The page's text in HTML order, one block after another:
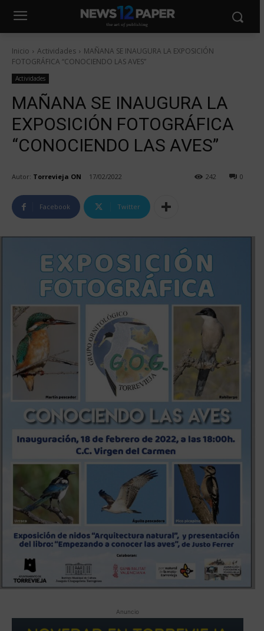
Inicio Actividades
MAÑANA SE INAUGURA LA EXPOSICIÓN
FOTOGRÁFICA “CONOCIENDO LAS AVES”
Actividades
MAÑANA SE INAUGURA LA
EXPOSICIÓN FOTOGRÁFICA
“CONOCIENDO LAS AVES”
Autor: Torrevieja ON 17/02/2022 0
242
Facebook Twitter
Anuncio